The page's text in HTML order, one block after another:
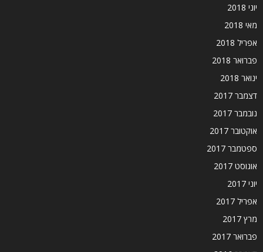
יוני 2018
מאי 2018
אפריל 2018
פברואר 2018
ינואר 2018
דצמבר 2017
נובמבר 2017
אוקטובר 2017
ספטמבר 2017
אוגוסט 2017
יוני 2017
אפריל 2017
מרץ 2017
פברואר 2017